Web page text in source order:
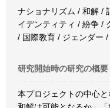
ナショナリズム / 和解 /
イデンティティ / 紛争 /
/ 国際教育 / ジェンダー /
研究開始時の研究の概要
本プロジェクトの中心